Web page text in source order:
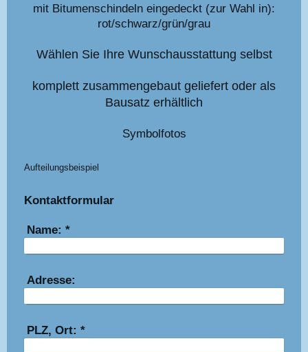
mit Bitumenschindeln eingedeckt (zur Wahl in):
rot/schwarz/grün/grau
Wählen Sie Ihre Wunschausstattung selbst
komplett zusammengebaut geliefert oder als
Bausatz erhältlich
Symbolfotos
Aufteilungsbeispiel
Kontaktformular
Name: *
Adresse:
PLZ, Ort: *